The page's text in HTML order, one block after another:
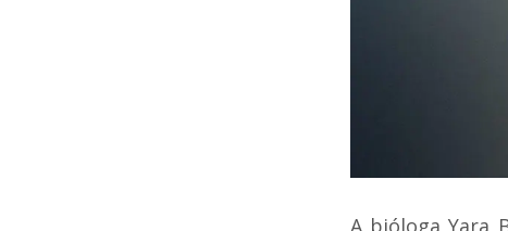
A bióloga Yara